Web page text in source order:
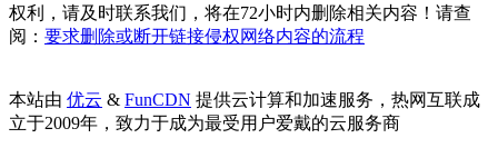
权利，请及时联系我们，将在72小时内删除相关内容！请查
阅： 要求删除或断开链接侵权网络内容的流程
本站由 优云 & FunCDN 提供云计算和加速服务，热网互联成
立于2009年，致力于成为最受用户爱戴的云服务商